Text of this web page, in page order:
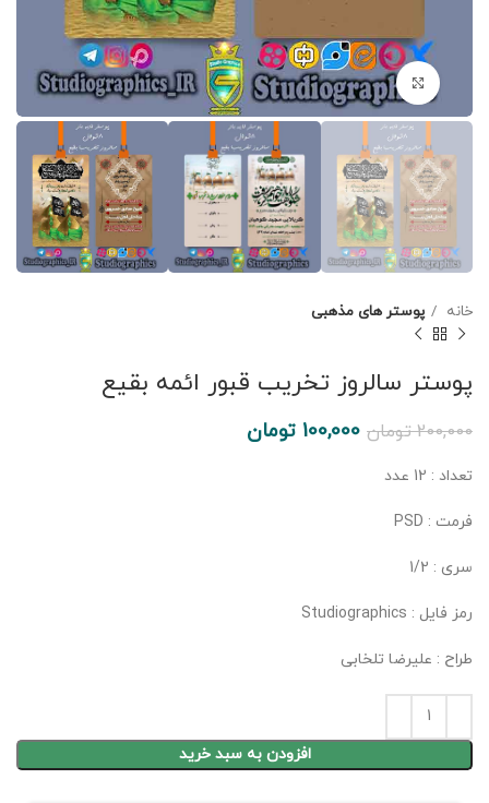
برای بزرگنمایی کلیک کنید
خانه پوستر های مذهبی
پوستر سالروز تخریب قبور ائمه بقیع
200,000 تومان 100,000 تومان
تعداد : 12 عدد
فرمت : PSD
سری : 1/2
رمز فایل : Studiographics
طراح : علیرضا تلخابی
افزودن به سبد خرید